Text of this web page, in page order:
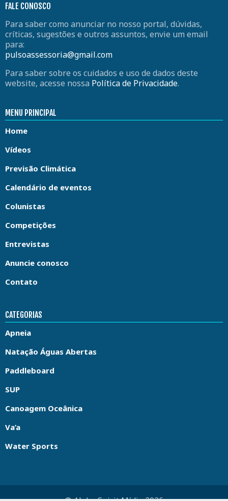
FALE CONOSCO
Para saber como anunciar no nosso portal, dúvidas,
críticas, sugestões e outros assuntos, envie um email
para:
pulsoassessoria@gmail.com
Para saber sobre os cuidados e uso de dados deste
website, acesse nossa Política de Privacidade.
MENU PRINCIPAL
Home
Vídeos
Previsão Climática
Calendário de eventos
Colunistas
Competições
Entrevistas
Anuncie conosco
Contato
CATEGORIAS
Apneia
Natação Águas Abertas
Paddleboard
SUP
Canoagem Oceânica
Va’a
Water Sports